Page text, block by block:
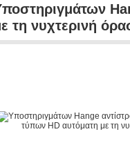
τη νυχτερινή